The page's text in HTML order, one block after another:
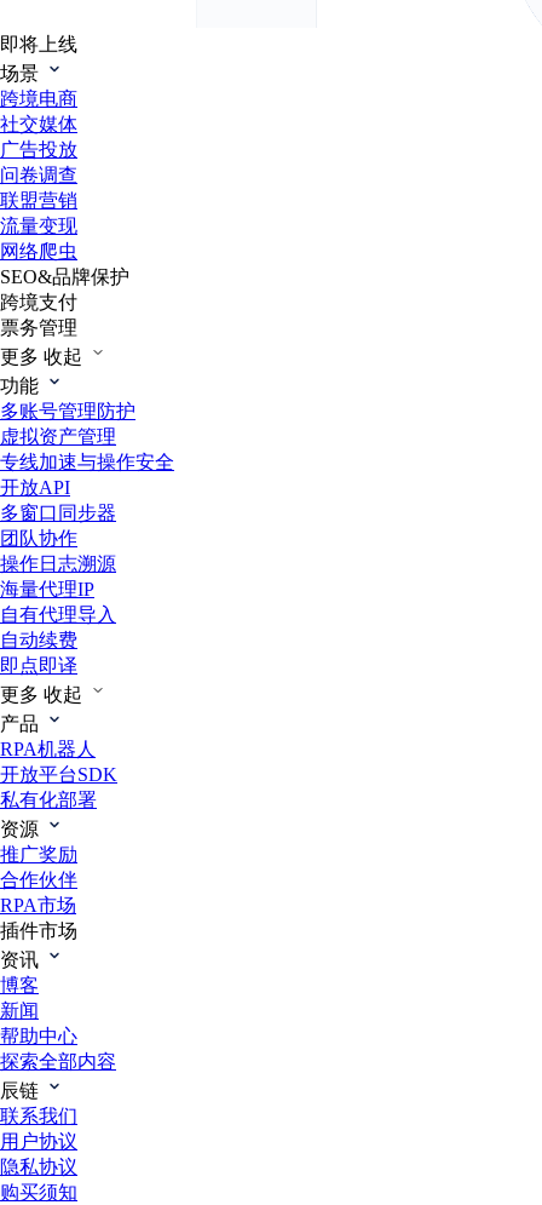
即将上线
场景
跨境电商
社交媒体
广告投放
问卷调查
联盟营销
流量变现
网络爬虫
SEO&品牌保护
跨境支付
票务管理
更多 收起
功能
多账号管理防护
虚拟资产管理
专线加速与操作安全
开放API
多窗口同步器
团队协作
操作日志溯源
海量代理IP
自有代理导入
自动续费
即点即译
更多 收起
产品
RPA机器人
开放平台SDK
私有化部署
资源
推广奖励
合作伙伴
RPA市场
插件市场
资讯
博客
新闻
帮助中心
探索全部内容
辰链
联系我们
用户协议
隐私协议
购买须知